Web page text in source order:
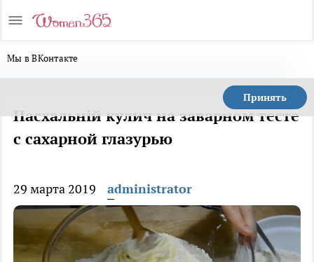
Мы в ВКонтакте
Принять
Пасхальній кулич на заварном тесте
с сахарной глазурью
29 марта 2019 administrator